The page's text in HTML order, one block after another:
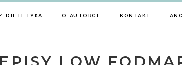
DIETETYKA O AUTORCE KONTAKT
LOW